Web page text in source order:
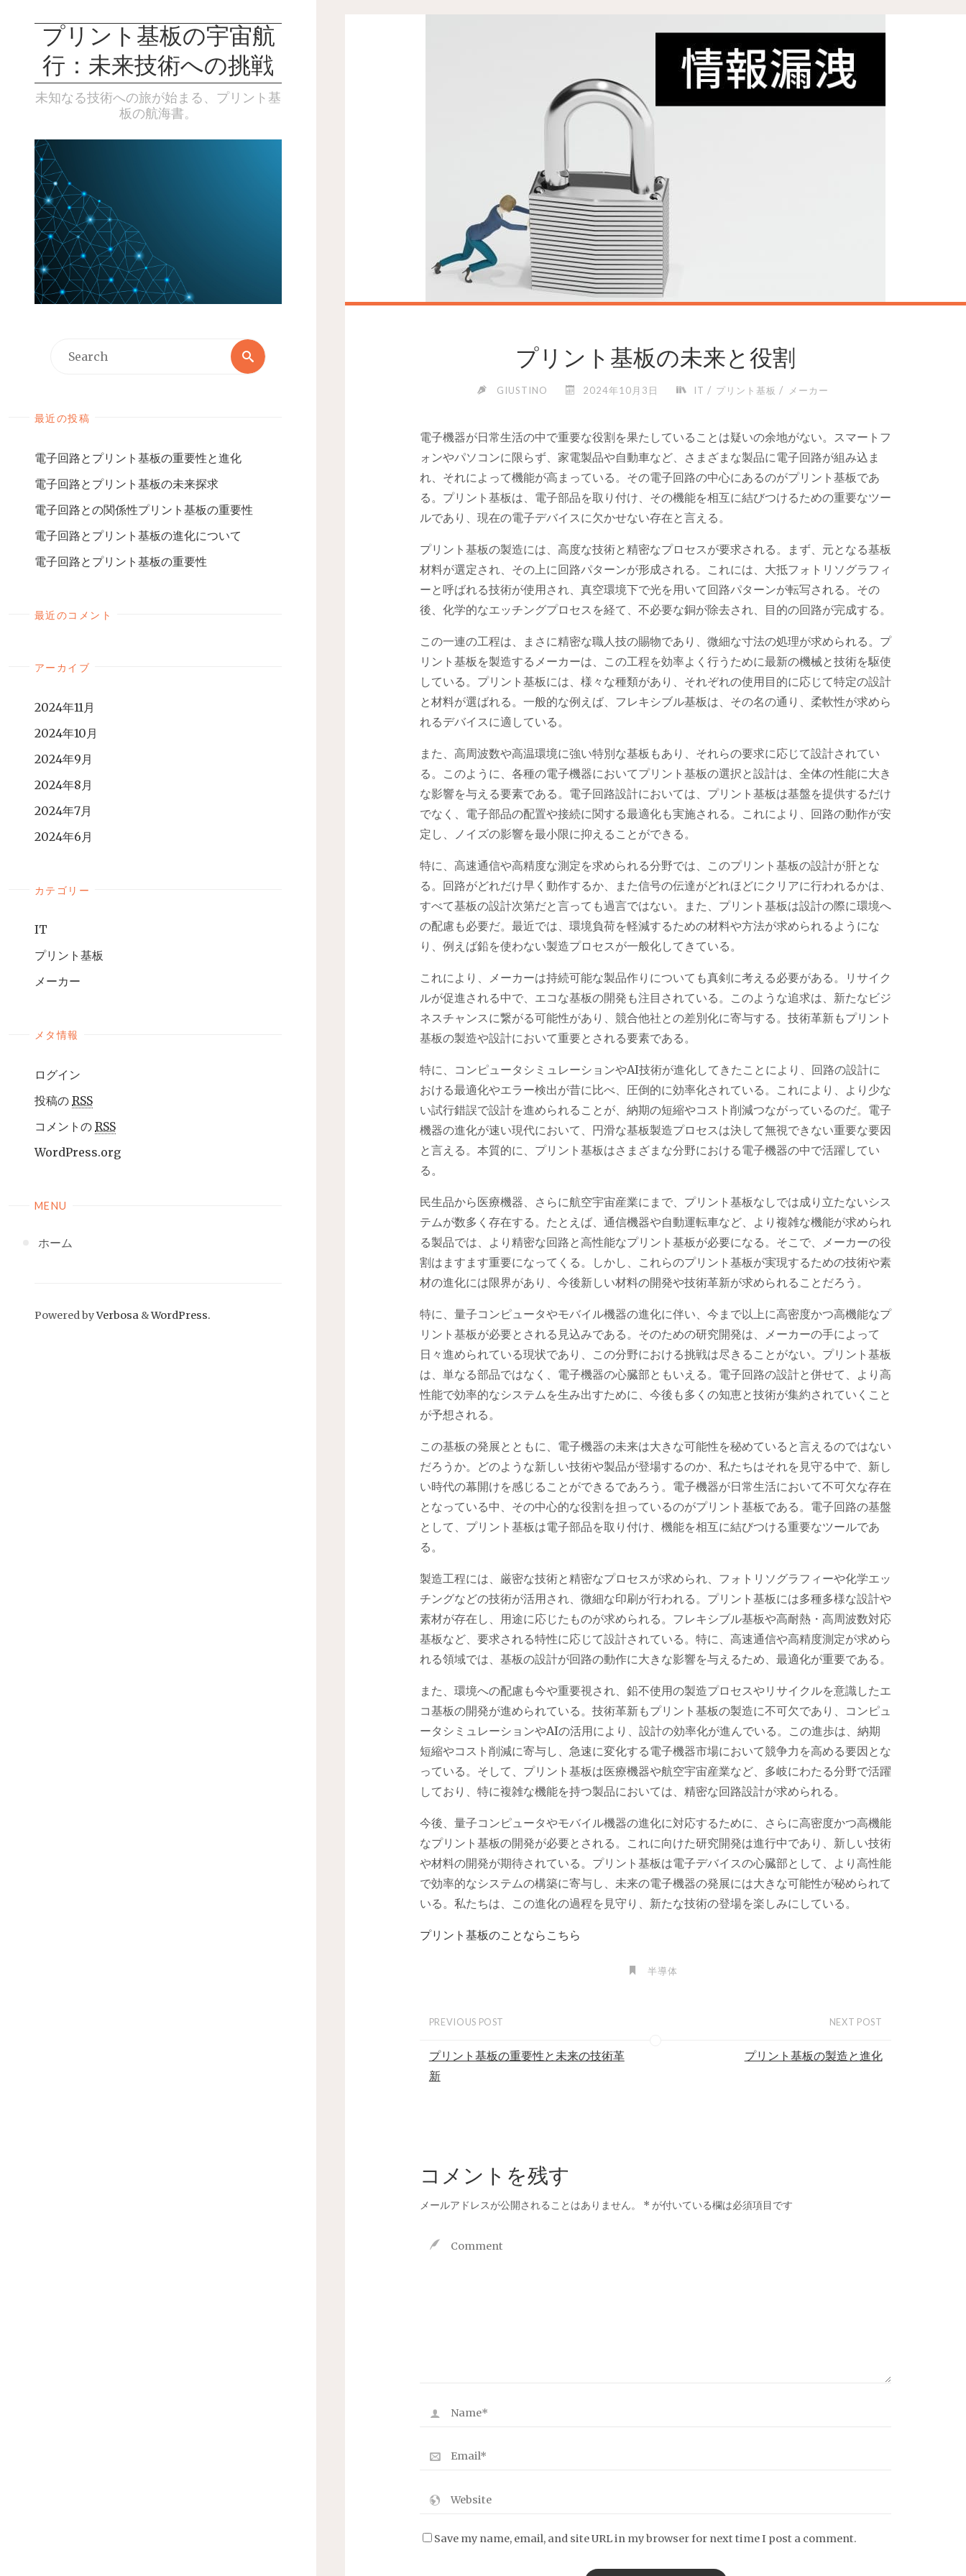
プリント基板の宇宙航
行：未来技術への挑戦
未知なる技術への旅が始まる、プリント基
板の航海書。
最近の投稿
電子回路とプリント基板の重要性と進化
電子回路とプリント基板の未来探求
電子回路との関係性プリント基板の重要性
電子回路とプリント基板の進化について
電子回路とプリント基板の重要性
最近のコメント
アーカイブ
2024年11月
2024年10月
2024年9月
2024年8月
2024年7月
2024年6月
カテゴリー
IT
プリント基板
メーカー
メタ情報
ログイン
投稿の RSS
コメントの RSS
WordPress.org
MENU
ホーム
Powered byVerbosa &WordPress.
プリント基板の未来と役割
GIUSTINO 2024年10月3日 IT / プリント基板 / メーカー
電子機器が日常生活の中で重要な役割を果たしていることは疑いの余地がない。
スマートフ
ォンやパソコンに限らず、家電製品や自動車など、さまざまな製品に電子回路が組み込ま
れ、それによって機能が高まっている。その電子回路の中心にあるのがプリント基板であ
る。プリント基板は、電子部品を取り付け、その機能を相互に結びつけるための重要なツー
ルであり、現在の電子デバイスに欠かせない存在と言える。
プリント基板の製造には、高度な技術と精密なプロセスが要求される。まず、元となる基板
材料が選定され、その上に回路パターンが形成される。これには、大抵フォトリソグラフィ
ーと呼ばれる技術が使用され、真空環境下で光を用いて回路パターンが転写される。その
後、化学的なエッチングプロセスを経て、不必要な銅が除去され、目的の回路が完成する。
この一連の工程は、まさに精密な職人技の賜物であり、微細な寸法の処理が求められる。プ
リント基板を製造するメーカーは、この工程を効率よく行うために最新の機械と技術を駆使
している。プリント基板には、様々な種類があり、それぞれの使用目的に応じて特定の設計
と材料が選ばれる。一般的な例えば、フレキシブル基板は、その名の通り、柔軟性が求めら
れるデバイスに適している。
また、高周波数や高温環境に強い特別な基板もあり、それらの要求に応じて設計されてい
る。このように、各種の電子機器においてプリント基板の選択と設計は、全体の性能に大き
な影響を与える要素である。電子回路設計においては、プリント基板は基盤を提供するだけ
でなく、電子部品の配置や接続に関する最適化も実施される。これにより、回路の動作が安
定し、ノイズの影響を最小限に抑えることができる。
特に、高速通信や高精度な測定を求められる分野では、このプリント基板の設計が肝とな
る。回路がどれだけ早く動作するか、また信号の伝達がどれほどにクリアに行われるかは、
すべて基板の設計次第だと言っても過言ではない。また、プリント基板は設計の際に環境へ
の配慮も必要だ。最近では、環境負荷を軽減するための材料や方法が求められるようにな
り、例えば鉛を使わない製造プロセスが一般化してきている。
これにより、メーカーは持続可能な製品作りについても真剣に考える必要がある。リサイク
ルが促進される中で、エコな基板の開発も注目されている。このような追求は、新たなビジ
ネスチャンスに繋がる可能性があり、競合他社との差別化に寄与する。技術革新もプリント
基板の製造や設計において重要とされる要素である。
特に、コンピュータシミュレーションやAI技術が進化してきたことにより、回路の設計に
おける最適化やエラー検出が昔に比べ、圧倒的に効率化されている。これにより、より少な
い試行錯誤で設計を進められることが、納期の短縮やコスト削減つながっているのだ。電子
機器の進化が速い現代において、円滑な基板製造プロセスは決して無視できない重要な要因
と言える。本質的に、プリント基板はさまざまな分野における電子機器の中で活躍してい
る。
民生品から医療機器、さらに航空宇宙産業にまで、プリント基板なしでは成り立たないシス
テムが数多く存在する。たとえば、通信機器や自動運転車など、より複雑な機能が求められ
る製品では、より精密な回路と高性能なプリント基板が必要になる。そこで、メーカーの役
割はますます重要になってくる。しかし、これらのプリント基板が実現するための技術や素
材の進化には限界があり、今後新しい材料の開発や技術革新が求められることだろう。
特に、量子コンピュータやモバイル機器の進化に伴い、今まで以上に高密度かつ高機能なプ
リント基板が必要とされる見込みである。そのための研究開発は、メーカーの手によって
日々進められている現状であり、この分野における挑戦は尽きることがない。プリント基板
は、単なる部品ではなく、電子機器の心臓部ともいえる。電子回路の設計と併せて、より高
性能で効率的なシステムを生み出すために、今後も多くの知恵と技術が集約されていくこと
が予想される。
この基板の発展とともに、電子機器の未来は大きな可能性を秘めていると言えるのではない
だろうか。どのような新しい技術や製品が登場するのか、私たちはそれを見守る中で、新し
い時代の幕開けを感じることができるであろう。電子機器が日常生活において不可欠な存在
となっている中、その中心的な役割を担っているのがプリント基板である。電子回路の基盤
として、プリント基板は電子部品を取り付け、機能を相互に結びつける重要なツールであ
る。
製造工程には、厳密な技術と精密なプロセスが求められ、フォトリソグラフィーや化学エッ
チングなどの技術が活用され、微細な印刷が行われる。プリント基板には多種多様な設計や
素材が存在し、用途に応じたものが求められる。フレキシブル基板や高耐熱・高周波数対応
基板など、要求される特性に応じて設計されている。特に、高速通信や高精度測定が求めら
れる領域では、基板の設計が回路の動作に大きな影響を与えるため、最適化が重要である。
また、環境への配慮も今や重要視され、鉛不使用の製造プロセスやリサイクルを意識したエ
コ基板の開発が進められている。技術革新もプリント基板の製造に不可欠であり、コンピュ
ータシミュレーションやAIの活用により、設計の効率化が進んでいる。この進歩は、納期
短縮やコスト削減に寄与し、急速に変化する電子機器市場において競争力を高める要因とな
っている。そして、プリント基板は医療機器や航空宇宙産業など、多岐にわたる分野で活躍
しており、特に複雑な機能を持つ製品においては、精密な回路設計が求められる。
今後、量子コンピュータやモバイル機器の進化に対応するために、さらに高密度かつ高機能
なプリント基板の開発が必要とされる。これに向けた研究開発は進行中であり、新しい技術
や材料の開発が期待されている。プリント基板は電子デバイスの心臓部として、より高性能
で効率的なシステムの構築に寄与し、未来の電子機器の発展には大きな可能性が秘められて
いる。私たちは、この進化の過程を見守り、新たな技術の登場を楽しみにしている。
プリント基板のことならこちら
半導体
PREVIOUS POST
プリント基板の重要性と未来の技術革
新
NEXT POST
プリント基板の製造と進化
コメントを残す
メールアドレスが公開されることはありません。 * が付いている欄は必須項目です
Save my name, email, and site URL in my browser for next time I post a comment.